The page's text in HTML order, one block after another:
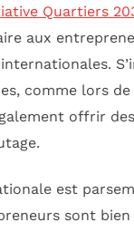
Quartiers
aux
comme lors de
offrir
est
sont